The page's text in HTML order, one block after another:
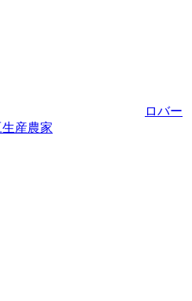
ロバー
生産農家